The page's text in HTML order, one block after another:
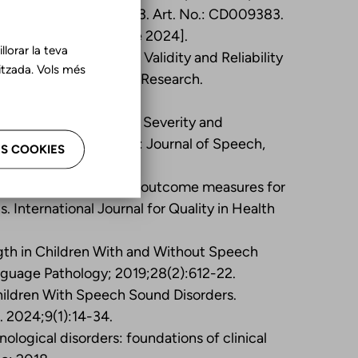
2015, Issue 3. Art. No.: CD009383.
[Acceso 1 de abril de 2024].
in Context Scale: Validity and Reliability
& Hearing Research.
Predictors of Speech Severity and
Token Inconsistency: Journal of Speech,
K, et al. Therapy outcome measures for
International Journal for Quality in Health
in Children With and Without Speech
Pathology; 2019;28(2):612-22.
With Speech Sound Disorders.
2024;9(1):14-34.
disorders: foundations of clinical
la teva
Vols més
COOKIES